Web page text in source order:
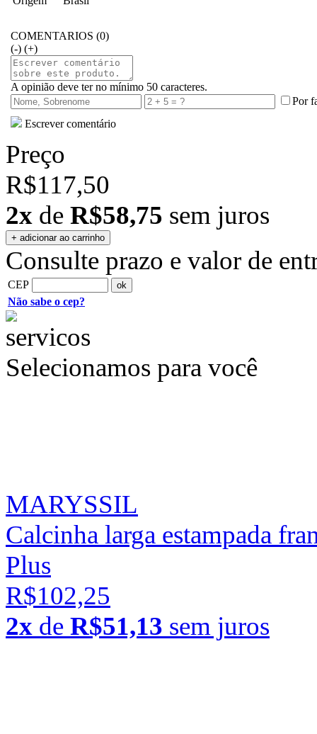
COMENTARIOS (0)
(-) (+)
A opinião deve ter no mínimo 50 caracteres.
Por
Escrever comentário
Preço
R$117,50
2x de R$58,75 sem juros
Consulte prazo e valor de
CEP
Não sabe o cep?
Selecionamos para você
MARYSSIL
Calcinha larga estampada
Plus
R$102,25
2x de R$51,13 sem juros